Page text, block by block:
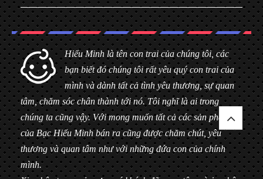
Hiểu Minh là tên con trai của chúng tôi, các
bạn biết đó chúng tôi rất yêu quý con trai của
mình và dành tất cả tình yêu thương, sự quan
tâm, chăm sóc chân thành tới nó. Tôi nghĩ là ai trong
chúng ta cũng vậy. Với mong muốn tất cả các sản phẩm
của Bạc Hiểu Minh bán ra cũng được chăm chút, yêu
thương và quan tâm như với những đứa con của chính
mình.